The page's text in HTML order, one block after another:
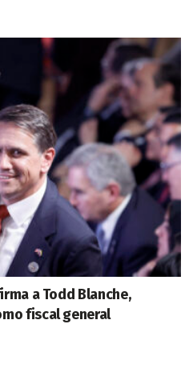
a Todd Blanche,
fiscal general